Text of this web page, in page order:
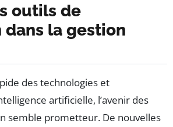
outils de
la gestion
des technologies et
artificielle, l’avenir des
semble prometteur. De nouvelles